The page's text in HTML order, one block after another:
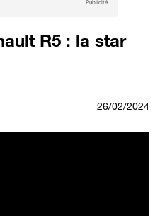
Publicité
R5 : la star
26/02/2024